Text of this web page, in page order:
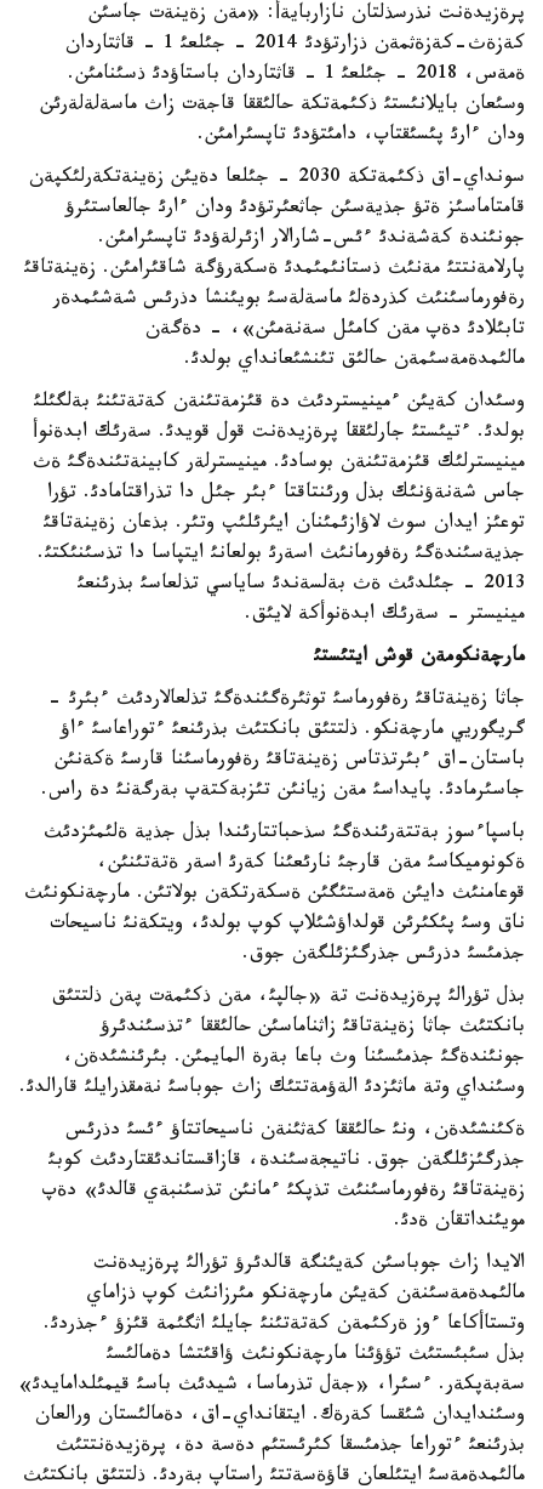
پرةزيدةنت نذرسذلتان نازاربايةأ: «مةن زةينةت جاسئن
كةزةث-كةزةثمةن ذزارتؤدئ 2014 - جئلعئ 1 - قاثتاردان
ةمةس، 2018 - جئلعئ 1 - قاثتاردان باستاؤدئ ذسئنامئن.
وسئعان بايلانئستئ ذكئمةتكة حالئققا قاجةت زاث ماسةلةلةرئن
ودان ءارئ پئسئقتاپ، دامئتؤدئ تاپسئرامئن.
سونداي-اق ذكئمةتكة 2030 - جئلعا دةيئن زةينةتكةرلئكپةن
قامتاماسئز ةتؤ جذيةسئن جاثعئرتؤدئ ودان ءارئ جالعاستئرؤ
جونئندة كةشةندئ ءئس-شارالار ازئرلةؤدئ تاپسئرامئن.
پارلامةنتتئ مةنئث ذستانئمئمدئ ةسكةرؤگة شاقئرامئن. زةينةتاقئ
رةفورماسئنئث كذردةلئ ماسةلةسئ بويئنشا دذرئس شةشئمدةر
تابئلادئ دةپ مةن كامئل سةنةمئن»، - دةگةن
مالئمدةمةسئمةن حالئق تئنشئعانداي بولدئ.
وسئدان كةيئن ءمينيستردئث دة قئزمةتئنةن كةتةتئنئ بةلگئلئ
بولدئ. ءتيئستئ جارلئققا پرةزيدةنت قول قويدئ. سةرئك ابدةنوأ
مينيسترلئك قئزمةتئنةن بوسادئ. مينيسترلةر كابينةتئندةگئ ةث
جاس شةنةؤنئك بذل ورئنتاقتا ءبئر جئل دا تذراقتامادئ. تؤرا
توعئز ايدان سوث لاؤازئمئنان ايئرئلئپ وتئر. بذعان زةينةتاقئ
جذيةسئندةگئ رةفورمانئث اسةرئ بولعانئ ايتپاسا دا تذسئنئكتئ.
2013 - جئلدئث ةث بةلسةندئ ساياسي تذلعاسئ بذرئنعئ
مينيستر - سةرئك ابدةنوأكة لايئق.
مارچةنكومةن قوش ايتئستئ
جاثا زةينةتاقئ رةفورماسئ توثئرةگئندةگئ تذلعالاردئث ءبئرئ -
گريگوريي مارچةنكو. ذلتتئق بانكتئث بذرئنعئ ءتوراعاسئ ءاؤ
باستان-اق ءبئرتذتاس زةينةتاقئ رةفورماسئنا قارسئ ةكةنئن
جاسئرمادئ. پايداسئ مةن زيانئن تئزبةكتةپ بةرگةنئ دة راس.
باسپاءسوز بةتتةرئندةگئ سذحباتتارئندا بذل جذية ةلئمئزدئث
ةكونوميكاسئ مةن قارجئ نارئعئنا كةرئ اسةر ةتةتئنئن،
قوعامنئث دايئن ةمةستئگئن ةسكةرتكةن بولاتئن. مارچةنكونئث
ناق وسئ پئكئرئن قولداؤشئلاپ كوپ بولدئ، ويتكةنئ ناسيحات
جذمئسئ دذرئس جذرگئزئلگةن جوق.
بذل تؤرالئ پرةزيدةنت تة «جالپئ، مةن ذكئمةت پةن ذلتتئق
بانكتئث جاثا زةينةتاقئ زاثناماسئن حالئققا ءتذسئندئرؤ
جونئندةگئ جذمئسئنا وث باعا بةرة المايمئن. بئرئنشئدةن،
وسئنداي وتة ماثئزدئ الةؤمةتتئك زاث جوباسئ نةمقذرايلئ قارالدئ.
ةكئنشئدةن، ونئ حالئققا كةثئنةن ناسيحاتتاؤ ءئسئ دذرئس
جذرگئزئلگةن جوق. ناتيجةسئندة، قازاقستاندئقتاردئث كوبئ
زةينةتاقئ رةفورماسئنئث تذپكئ ءمانئن تذسئنبةي قالدئ» دةپ
مويئنداتقان ةدئ.
الايدا زاث جوباسئن كةيئنگة قالدئرؤ تؤرالئ پرةزيدةنت
مالئمدةمةسئنةن كةيئن مارچةنكو مئرزانئث كوپ ذزاماي
وتستاأكاعا ءوز ةركئمةن كةتةتئنئ جايلئ اثگئمة قئزؤ ءجذردئ.
بذل سئبئستئث تؤؤئنا مارچةنكونئث ؤاقئتشا دةمالئسئ
سةبةپكةر. ءسئرا، «جةل تذرماسا، شيدئث باسئ قيمئلدامايدئ»
وسئندايدان شئقسا كةرةك. ايتقانداي-اق، دةمالئستان ورالعان
بذرئنعئ ءتوراعا جذمئسقا كئرئستئم دةسة دة، پرةزيدةنتتئث
مالئمدةمةسئ ايتئلعان قاؤةسةتتئ راستاپ بةردئ. ذلتتئق بانكتئث